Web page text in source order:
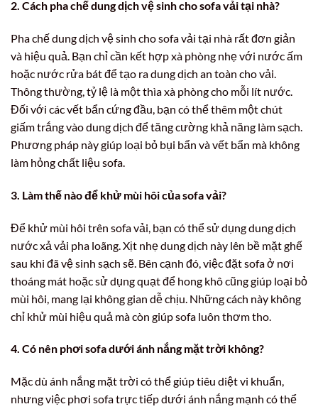
2. Cách pha chế dung dịch vệ sinh cho sofa vải tại nhà?
Pha chế dung dịch vệ sinh cho sofa vải tại nhà rất đơn giản
và hiệu quả. Bạn chỉ cần kết hợp xà phòng nhẹ với nước ấm
hoặc nước rửa bát để tạo ra dung dịch an toàn cho vải.
Thông thường, tỷ lệ là một thìa xà phòng cho mỗi lít nước.
Đối với các vết bẩn cứng đầu, bạn có thể thêm một chút
giấm trắng vào dung dịch để tăng cường khả năng làm sạch.
Phương pháp này giúp loại bỏ bụi bẩn và vết bẩn mà không
làm hỏng chất liệu sofa.
3. Làm thế nào để khử mùi hôi của sofa vải?
Để khử mùi hôi trên sofa vải, bạn có thể sử dụng dung dịch
nước xả vải pha loãng. Xịt nhẹ dung dịch này lên bề mặt ghế
sau khi đã vệ sinh sạch sẽ. Bên cạnh đó, việc đặt sofa ở nơi
thoáng mát hoặc sử dụng quạt để hong khô cũng giúp loại bỏ
mùi hôi, mang lại không gian dễ chịu. Những cách này không
chỉ khử mùi hiệu quả mà còn giúp sofa luôn thơm tho.
4. Có nên phơi sofa dưới ánh nắng mặt trời không?
Mặc dù ánh nắng mặt trời có thể giúp tiêu diệt vi khuẩn,
nhưng việc phơi sofa trực tiếp dưới ánh nắng mạnh có thể